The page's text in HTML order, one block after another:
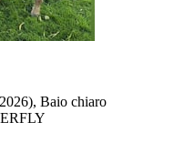
Baio chiaro